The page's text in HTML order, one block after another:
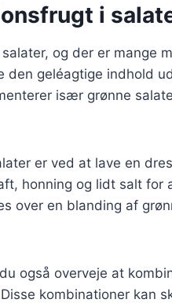
i
og der er mange
den geléagtige indhold
især grønne
er ved at lave en
honning og lidt salt for
over en blanding af
også overveje at
kombinationer kan